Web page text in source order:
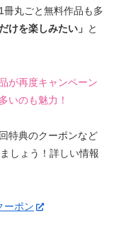
丸ごと無料作品も多
けを楽しみたい」 と
が再度キャンペーン
いのも魅力！
特典のクーポンなど
しょう！詳しい情報
ーポン